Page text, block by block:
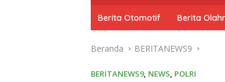
m
e
Berita Otomotif Berita
Beranda BERITANEWS9
BERITANEWS9, NEWS, POLRI